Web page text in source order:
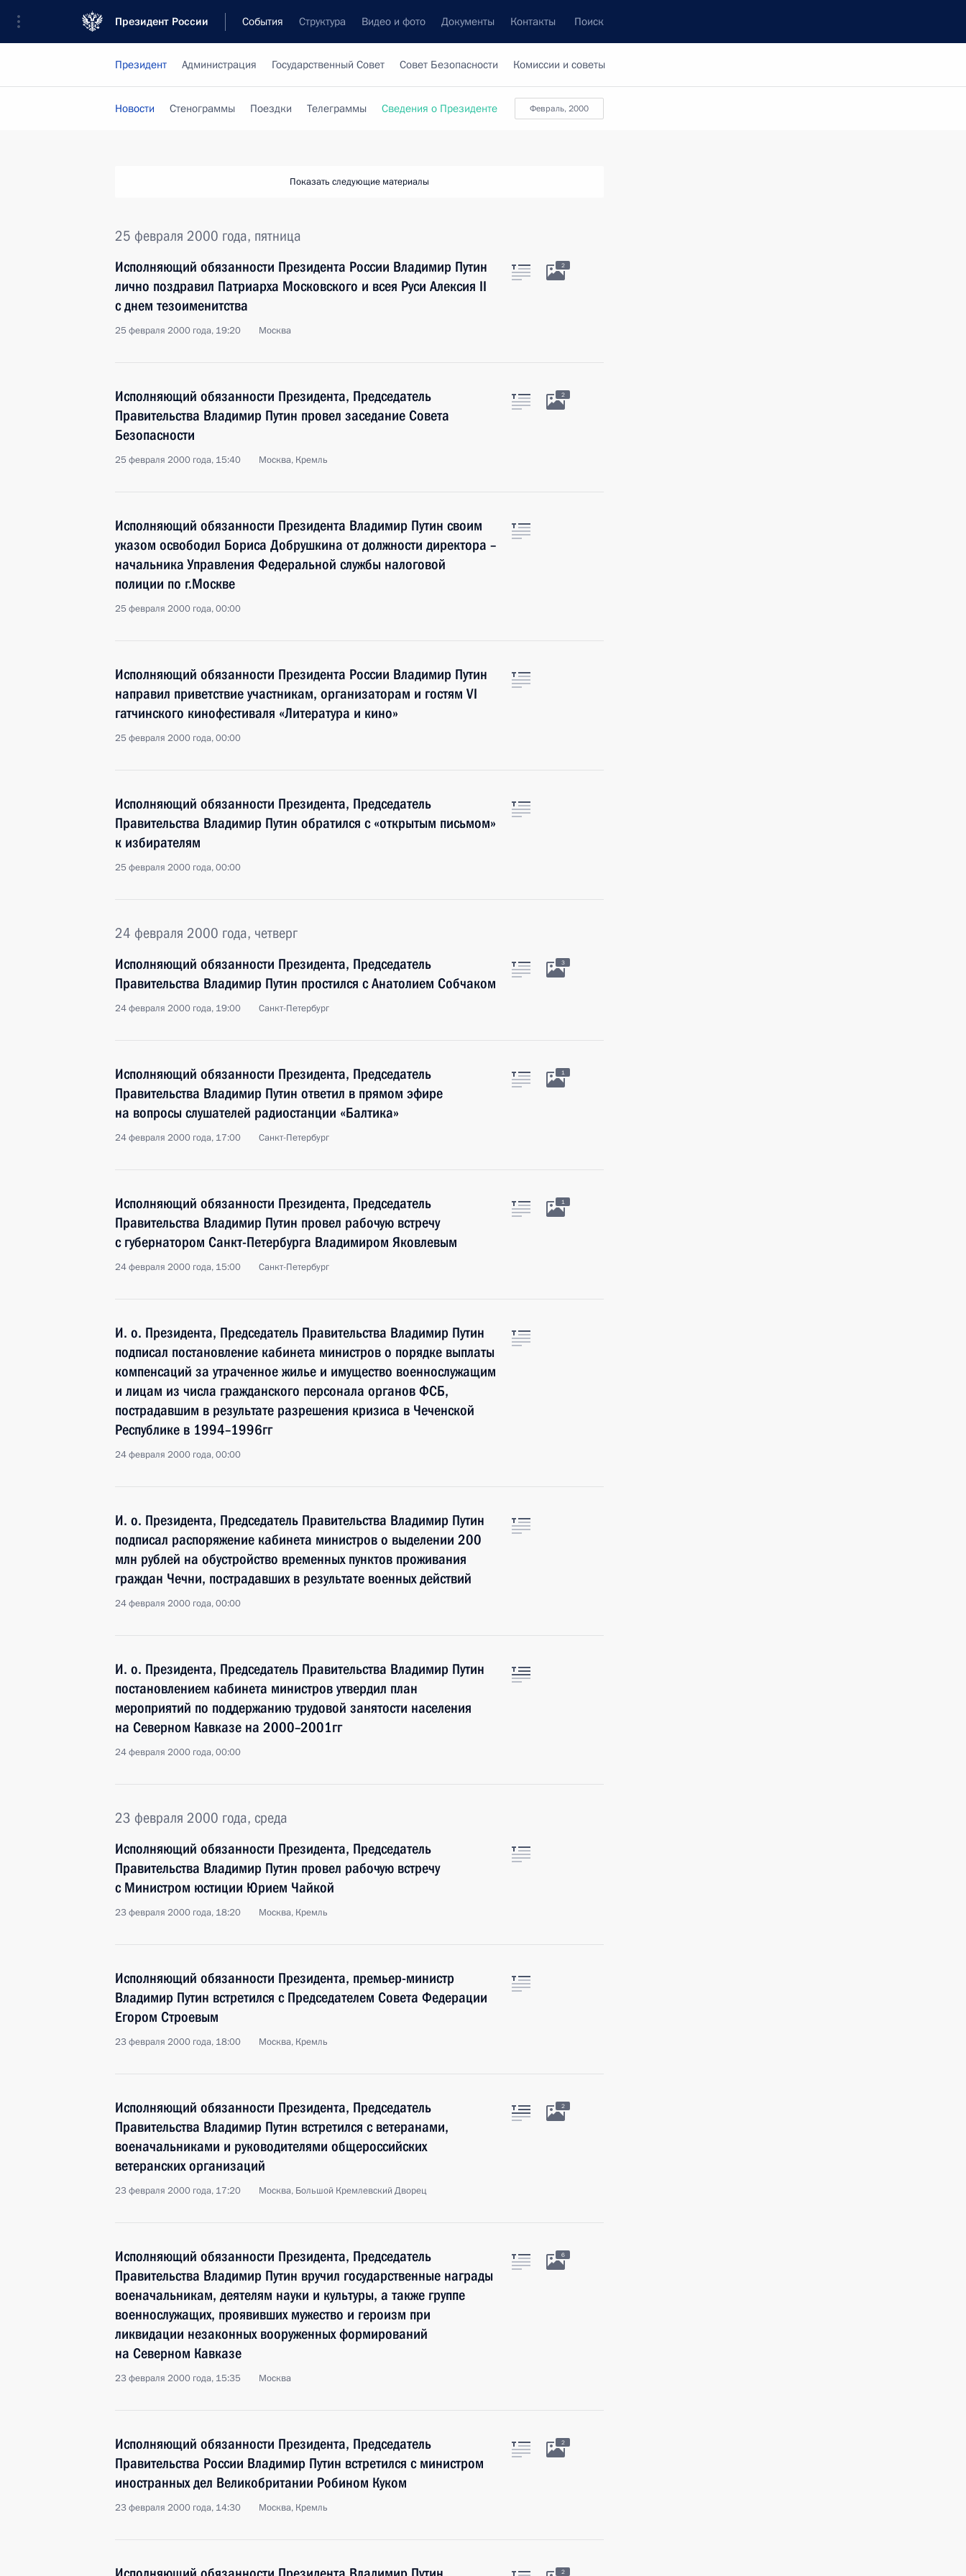
Президент России События Структура Видео и фото Документы Контакты Поиск
Президент Администрация Государственный Совет Совет Безопасности Комиссии и советы
февраль, 2000
Новости Стенограммы Поездки Телеграммы Сведения о Президенте
Показать следующие материалы
25 февраля 2000 года, пятница
Исполняющий обязанности Президента России Владимир Путин
лично поздравил Патриарха Московского и всея Руси Алексия II
с днем тезоименитства
25 февраля 2000 года, 19:20 Москва
2
Исполняющий обязанности Президента, Председатель
Правительства Владимир Путин провел заседание Совета
Безопасности
25 февраля 2000 года, 15:40 Москва, Кремль
2
Исполняющий обязанности Президента Владимир Путин своим
указом освободил Бориса Добрушкина от должности директора –
начальника Управления Федеральной службы налоговой
полиции по г.Москве
25 февраля 2000 года, 00:00
Исполняющий обязанности Президента России Владимир Путин
направил приветствие участникам, организаторам и гостям VI
гатчинского кинофестиваля «Литература и кино»
25 февраля 2000 года, 00:00
Исполняющий обязанности Президента, Председатель
Правительства Владимир Путин обратился с «открытым письмом»
к избирателям
25 февраля 2000 года, 00:00
24 февраля 2000 года, четверг
Исполняющий обязанности Президента, Председатель
Правительства Владимир Путин простился с Анатолием Собчаком
24 февраля 2000 года, 19:00 Санкт-Петербург
3
Исполняющий обязанности Президента, Председатель
Правительства Владимир Путин ответил в прямом эфире
на вопросы слушателей радиостанции «Балтика»
24 февраля 2000 года, 17:00 Санкт-Петербург
1
Исполняющий обязанности Президента, Председатель
Правительства Владимир Путин провел рабочую встречу
с губернатором Санкт-Петербурга Владимиром Яковлевым
24 февраля 2000 года, 15:00 Санкт-Петербург
1
И. о. Президента, Председатель Правительства Владимир Путин
подписал постановление кабинета министров о порядке выплаты
компенсаций за утраченное жилье и имущество военнослужащим
и лицам из числа гражданского персонала органов ФСБ,
пострадавшим в результате разрешения кризиса в Чеченской
Республике в 1994–1996гг
24 февраля 2000 года, 00:00
И. о. Президента, Председатель Правительства Владимир Путин
подписал распоряжение кабинета министров о выделении 200
млн рублей на обустройство временных пунктов проживания
граждан Чечни, пострадавших в результате военных действий
24 февраля 2000 года, 00:00
И. о. Президента, Председатель Правительства Владимир Путин
постановлением кабинета министров утвердил план
мероприятий по поддержанию трудовой занятости населения
на Северном Кавказе на 2000–2001гг
24 февраля 2000 года, 00:00
23 февраля 2000 года, среда
Исполняющий обязанности Президента, Председатель
Правительства Владимир Путин провел рабочую встречу
с Министром юстиции Юрием Чайкой
23 февраля 2000 года, 18:20 Москва, Кремль
Исполняющий обязанности Президента, премьер-министр
Владимир Путин встретился с Председателем Совета Федерации
Егором Строевым
23 февраля 2000 года, 18:00 Москва, Кремль
Исполняющий обязанности Президента, Председатель
Правительства Владимир Путин встретился с ветеранами,
военачальниками и руководителями общероссийских
ветеранских организаций
23 февраля 2000 года, 17:20 Москва, Большой Кремлевский Дворец
2
Исполняющий обязанности Президента, Председатель
Правительства Владимир Путин вручил государственные награды
военачальникам, деятелям науки и культуры, а также группе
военнослужащих, проявивших мужество и героизм при
ликвидации незаконных вооруженных формирований
на Северном Кавказе
23 февраля 2000 года, 15:35 Москва
6
Исполняющий обязанности Президента, Председатель
Правительства России Владимир Путин встретился с министром
иностранных дел Великобритании Робином Куком
23 февраля 2000 года, 14:30 Москва, Кремль
2
2